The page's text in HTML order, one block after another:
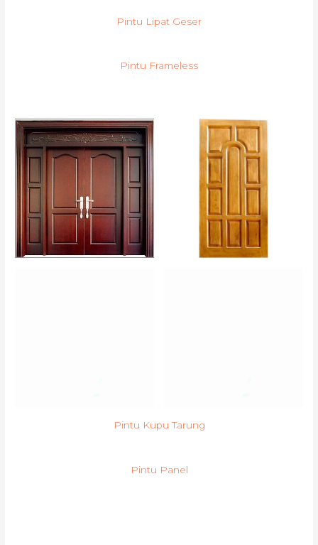
Pintu Lipat Geser
Pintu Frameless
Pintu Kupu Tarung
Pintu Panel